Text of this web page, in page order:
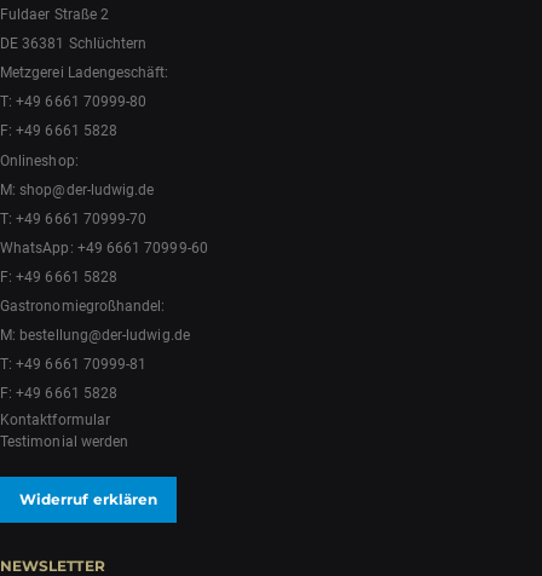
Fuldaer Straße 2
DE 36381 Schlüchtern
Metzgerei Ladengeschäft:
T:+49 6661 70999-80
F: +49 6661 5828
Onlineshop:
M:shop@der-ludwig.de
T:+49 6661 70999-70
WhatsApp: +49 6661 70999-60
F: +49 6661 5828
Gastronomiegroßhandel:
M: bestellung@der-ludwig.de
T:+49 6661 70999-81
F: +49 6661 5828
Kontaktformular
Testimonial werden
Widerruf erklären
NEWSLETTER